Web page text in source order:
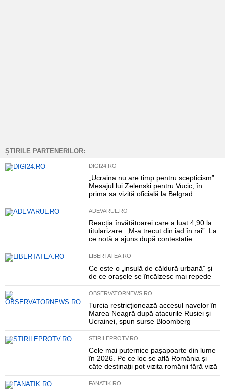
ȘTIRILE PARTENERILOR:
DIGI24.RO
„Ucraina nu are timp pentru scepticism”.
Mesajul lui Zelenski pentru Vucic, în
prima sa vizită oficială la Belgrad
ADEVARUL.RO
Reacția învățătoarei care a luat 4,90 la
titularizare: „M-a trecut din iad în rai”. La
ce notă a ajuns după contestație
LIBERTATEA.RO
Ce este o „insulă de căldură urbană” și
de ce orașele se încălzesc mai repede
OBSERVATORNEWS.RO
Turcia restricționează accesul navelor în
Marea Neagră după atacurile Rusiei și
Ucrainei, spun surse Bloomberg
STIRILEPROTV.RO
Cele mai puternice pașapoarte din lume
în 2026. Pe ce loc se află România și
câte destinații pot vizita românii fără viză
FANATIK.RO